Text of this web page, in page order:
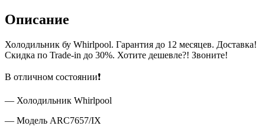
Описание
Холодильник бу Whirlpool. Гарантия до 12 месяцев. Доставка!
Скидка по Trade-in до 30%. Хотите дешевле?! Звоните!
В отличном состоянии❗
— Холодильник Whirlpool
— Модель ARC7657/IX